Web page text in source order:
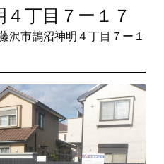
丁目７ー１７
沢市鵠沼神明４丁目７ー１